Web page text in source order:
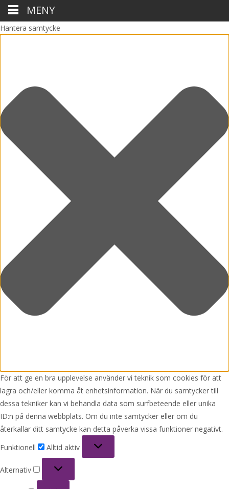
Hantera samtycke
För att ge en bra upplevelse använder vi teknik som cookies för att
lagra och/eller komma åt enhetsinformation. När du samtycker till
dessa tekniker kan vi behandla data som surfbeteende eller unika
ID:n på denna webbplats. Om du inte samtycker eller om du
återkallar ditt samtycke kan detta påverka vissa funktioner negativt.
Funktionell
Alltid aktiv
Alternativ
MENY